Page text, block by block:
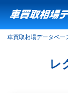
車買取相場データベー
レ